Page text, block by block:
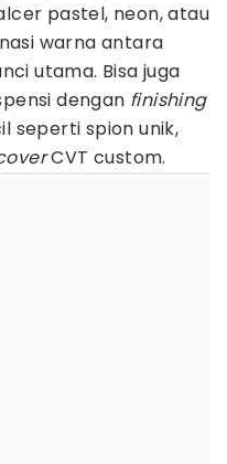
pastel, neon, atau
warna antara
utama. Bisa juga
dengan finishing
seperti spion unik,
CVT custom.